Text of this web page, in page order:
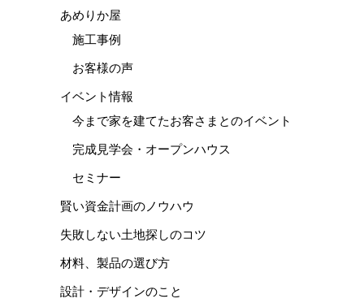
あめりか屋
施工事例
お客様の声
イベント情報
今まで家を建てたお客さまとのイベント
完成見学会・オープンハウス
セミナー
賢い資金計画のノウハウ
失敗しない土地探しのコツ
材料、製品の選び方
設計・デザインのこと